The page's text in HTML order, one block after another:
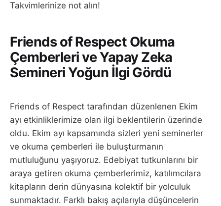
Takvimlerinize not alın!
Friends of Respect Okuma
Çemberleri ve Yapay Zeka
Semineri Yoğun İlgi Gördü
Friends of Respect tarafından düzenlenen Ekim
ayı etkinliklerimize olan ilgi beklentilerin üzerinde
oldu. Ekim ayı kapsamında sizleri yeni seminerler
ve okuma çemberleri ile buluşturmanın
mutluluğunu yaşıyoruz. Edebiyat tutkunlarını bir
araya getiren okuma çemberlerimiz, katılımcılara
kitapların derin dünyasına kolektif bir yolculuk
sunmaktadır. Farklı bakış açılarıyla düşüncelerin